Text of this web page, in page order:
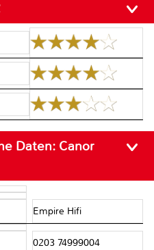
Daten: Canor
Empire Hifi
0203 74999004